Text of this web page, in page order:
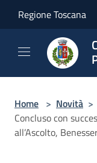
Regione Toscana
Home > Novità >
Concluso con
all’Ascolto,